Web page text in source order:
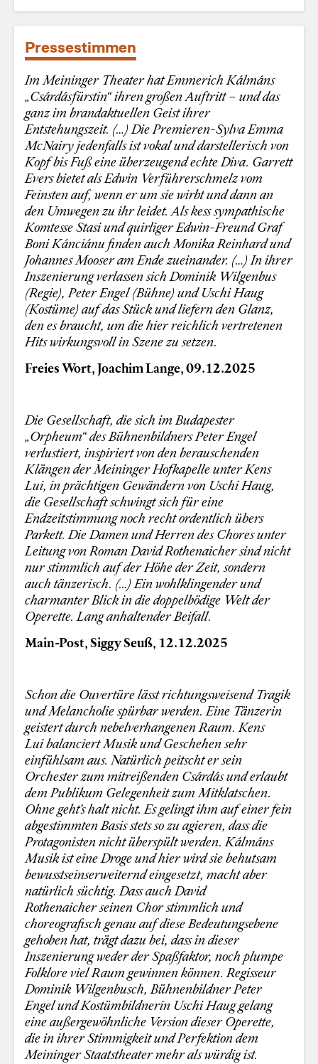
Pressestimmen
Im Meininger Theater hat Emmerich Kálmáns
„Csárdásfürstin“ ihren großen Auftritt – und das
ganz im brandaktuellen Geist ihrer
Entstehungszeit. (…) Die Premieren-Sylva Emma
McNairy jedenfalls ist vokal und darstellerisch von
Kopf bis Fuß eine überzeugend echte Diva. Garrett
Evers bietet als Edwin Verführerschmelz vom
Feinsten auf, wenn er um sie wirbt und dann an
den Umwegen zu ihr leidet. Als kess sympathische
Komtesse Stasi und quirliger Edwin-Freund Graf
Boni Kánciánu finden auch Monika Reinhard und
Johannes Mooser am Ende zueinander. (…) In ihrer
Inszenierung verlassen sich Dominik Wilgenbus
(Regie), Peter Engel (Bühne) und Uschi Haug
(Kostüme) auf das Stück und liefern den Glanz,
den es braucht, um die hier reichlich vertretenen
Hits wirkungsvoll in Szene zu setzen.
Freies Wort, Joachim Lange, 09.12.2025
Die Gesellschaft, die sich im Budapester
„Orpheum“ des Bühnenbildners Peter Engel
verlustiert, inspiriert von den berauschenden
Klängen der Meininger Hofkapelle unter Kens
Lui, in prächtigen Gewändern von Uschi Haug,
die Gesellschaft schwingt sich für eine
Endzeitstimmung noch recht ordentlich übers
Parkett. Die Damen und Herren des Chores unter
Leitung von Roman David Rothenaicher sind nicht
nur stimmlich auf der Höhe der Zeit, sondern
auch tänzerisch. (…) Ein wohlklingender und
charmanter Blick in die doppelbödige Welt der
Operette. Lang anhaltender Beifall.
Main-Post, Siggy Seuß, 12.12.2025
Schon die Ouvertüre lässt richtungsweisend Tragik
und Melancholie spürbar werden. Eine Tänzerin
geistert durch nebelverhangenen Raum. Kens
Lui balanciert Musik und Geschehen sehr
einfühlsam aus. Natürlich peitscht er sein
Orchester zum mitreißenden Csárdás und erlaubt
dem Publikum Gelegenheit zum Mitklatschen.
Ohne geht’s halt nicht. Es gelingt ihm auf einer fein
abgestimmten Basis stets so zu agieren, dass die
Protagonisten nicht überspült werden. Kálmáns
Musik ist eine Droge und hier wird sie behutsam
bewusstseinserweiternd eingesetzt, macht aber
natürlich süchtig. Dass auch David
Rothenaicherseinen Chor stimmlich und
choreografisch genau auf diese Bedeutungsebene
gehoben hat, trägt dazu bei, dass in dieser
Inszenierung weder der Spaßfaktor, noch plumpe
Folklore viel Raum gewinnen können. Regisseur
Dominik Wilgenbusch, Bühnenbildner Peter
Engel und Kostümbildnerin Uschi Haug gelang
eine außergewöhnliche Version dieser Operette,
die in ihrer Stimmigkeit und Perfektion dem
Meininger Staatstheater mehr als würdig ist.